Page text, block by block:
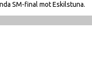
SM-final mot Eskilstuna.